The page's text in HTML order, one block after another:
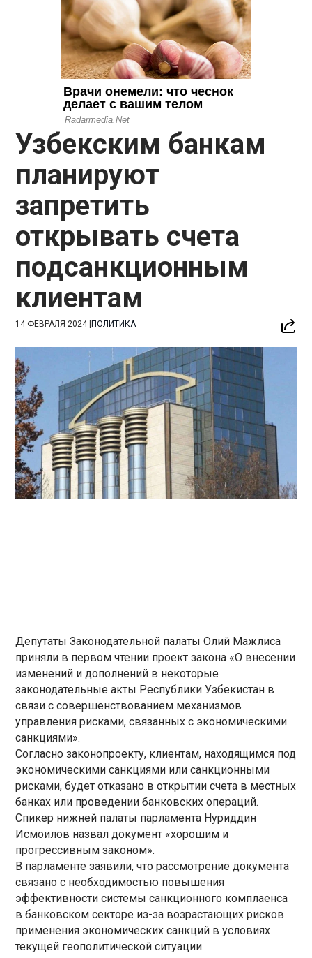
Узбекским банкам
планируют
запретить
открывать счета
подсанкционным
клиентам
14 ФЕВРАЛЯ 2024|ПОЛИТИКА
Депутаты Законодательной палаты Олий Мажлиса
приняли в первом чтении проект закона «О внесении
изменений и дополнений в некоторые
законодательные акты Республики Узбекистан в
связи с совершенствованием механизмов
управления рисками, связанных с экономическими
санкциями».
Согласно законопроекту, клиентам, находящимся под
экономическими санкциями или санкционными
рисками, будет отказано в открытии счета в местных
банках или проведении банковских операций.
Спикер нижней палаты парламента Нуриддин
Исмоилов назвал документ «хорошим и
прогрессивным законом».
В парламенте заявили, что рассмотрение документа
связано с необходимостью повышения
эффективности системы санкционного комплаенса
в банковском секторе из-за возрастающих рисков
применения экономических санкций в условиях
текущей геополитической ситуации.